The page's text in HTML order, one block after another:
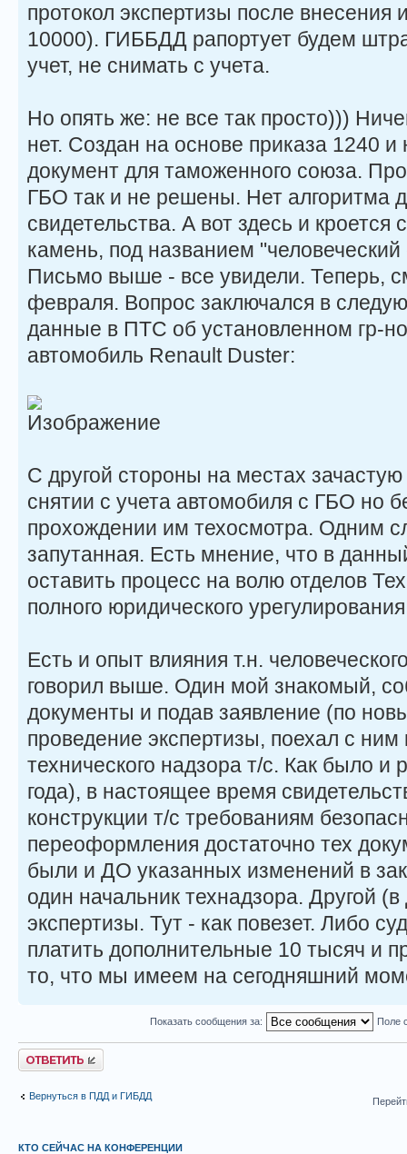
протокол экспертизы после
10000). ГИББДД рапортует будем
учет, не снимать с учета.
Но опять же: не все так просто)))
нет. Создан на основе приказа 1240 и
документ для таможенного союза.
ГБО так и не решены. Нет алгоритма
свидетельства. А вот здесь и
камень, под названием
Письмо выше - все увидели. Теперь,
февраля. Вопрос заключался в
данные в ПТС об установленном гр-
автомобиль Renault Duster:
С другой стороны на местах
снятии с учета автомобиля с ГБО но
прохождении им техосмотра. Одним
запутанная. Есть мнение, что в
оставить процесс на волю отделов
полного юридического
Есть и опыт влияния т.н.
говорил выше. Один мой знакомый,
документы и подав заявление (по
проведение экспертизы, поехал с ним
технического надзора т/с. Как было и
года), в настоящее время
конструкции т/с требованиям
переоформления достаточно тех
были и ДО указанных изменений в
один начальник технадзора. Другой
экспертизы. Тут - как повезет. Либо
платить дополнительные 10 тысяч и
то, что мы имеем на сегодняшний
Показать сообщения за: Поле
Ответить
Вернуться в ПДД и ГИБДД
КТО СЕЙЧАС НА КОНФЕРЕНЦИИ